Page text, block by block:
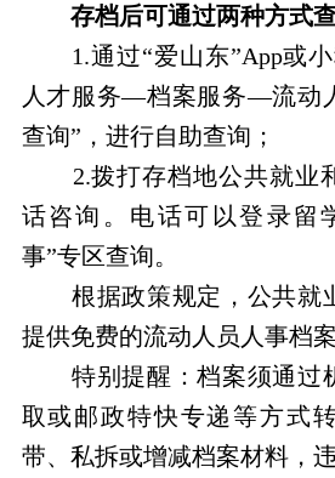
存档后可通过两种方式查
1.通过“爱山东”App或小
人才服务—档案服务—流动
查询”，进行自助查询；
2.拨打存档地公共就业
话咨询。电话可以登录留
事”专区查询。
根据政策规定，公共就
提供免费的流动人员人事档
特别提醒：档案须通过
取或邮政特快专递等方式
带、私拆或增减档案材料，